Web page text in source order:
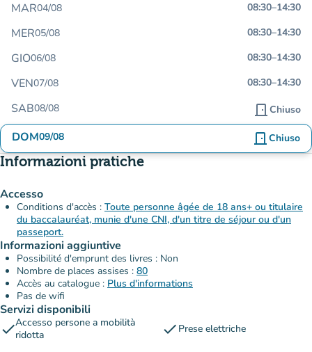
MAR04/08 08:30–14:30
MER05/08 08:30–14:30
GIO06/08 08:30–14:30
VEN07/08 08:30–14:30
SAB08/08 door_front Chiuso
DOM09/08 door_front Chiuso
Informazioni pratiche
Accesso
Conditions d'accès : Toute personne âgée de 18 ans+ ou titulaire
du baccalauréat, munie d'une CNI, d'un titre de séjour ou d'un
passeport.
Informazioni aggiuntive
Possibilité d'emprunt des livres : Non
Nombre de places assises : 80
Accès au catalogue : Plus d'informations
Pas de wifi
Servizi disponibili
checkAccesso persone a mobilità
ridotta
check Prese elettriche